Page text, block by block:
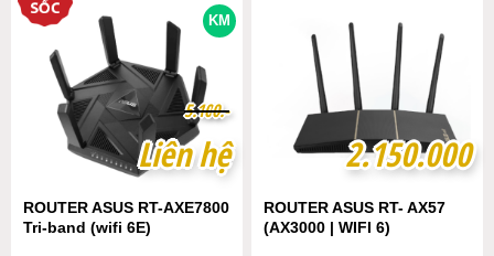
KM
Liên hệ
Liên hệ
5.100.-
5.100.-
ROUTER ASUS RT-AXE7800
Tri-band (wifi 6E)
2.150.000
2.150.000
ROUTER ASUS RT- AX57
(AX3000 | WIFI 6)